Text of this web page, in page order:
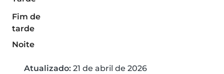
Fim de
tarde
Noite
Atualizado: 21 de abril de 2026